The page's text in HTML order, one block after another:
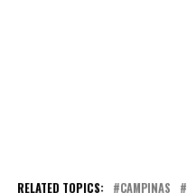
RELATED TOPICS: CAMPINAS